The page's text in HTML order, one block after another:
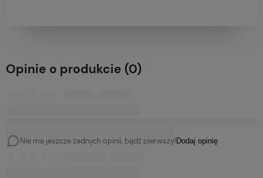
Opinie o produkcie (0)
Nie ma jeszcze żadnych opinii, bądź pierwszy! Dodaj opinię